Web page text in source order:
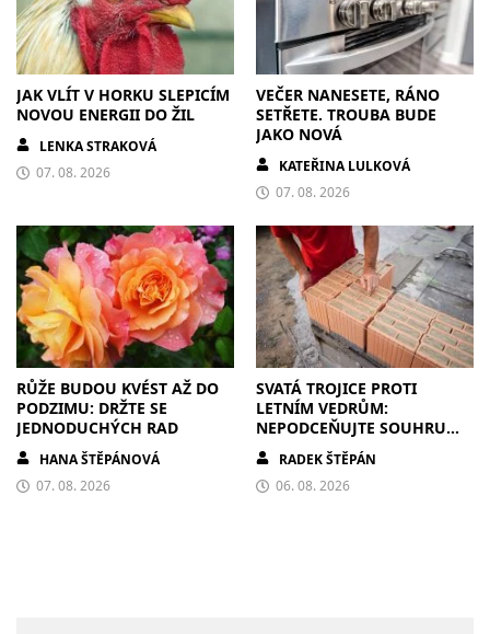
JAK VLÍT V HORKU SLEPICÍM
NOVOU ENERGII DO ŽIL
LENKA STRAKOVÁ
07. 08. 2026
VEČER NANESETE, RÁNO
SETŘETE. TROUBA BUDE
JAKO NOVÁ
KATEŘINA LULKOVÁ
07. 08. 2026
RŮŽE BUDOU KVÉST AŽ DO
PODZIMU: DRŽTE SE
JEDNODUCHÝCH RAD
HANA ŠTĚPÁNOVÁ
07. 08. 2026
SVATÁ TROJICE PROTI
LETNÍM VEDRŮM:
NEPODCEŇUJTE SOUHRU
ZDIVA A STÍNĚNÍ
RADEK ŠTĚPÁN
06. 08. 2026